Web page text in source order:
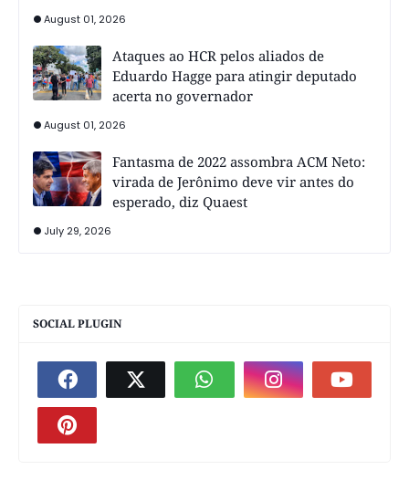
August 01, 2026
Ataques ao HCR pelos aliados de
Eduardo Hagge para atingir deputado
acerta no governador
August 01, 2026
Fantasma de 2022 assombra ACM Neto:
virada de Jerônimo deve vir antes do
esperado, diz Quaest
July 29, 2026
SOCIAL PLUGIN